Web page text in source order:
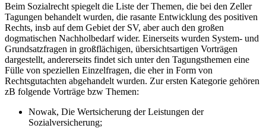
Beim Sozialrecht spiegelt die Liste der Themen, die bei den Zeller
Tagungen behandelt wurden, die rasante Entwicklung des positiven
Rechts, insb auf dem Gebiet der SV, aber auch den großen
dogmatischen Nachholbedarf wider. Einerseits wurden System- und
Grundsatzfragen in großflächigen, übersichtsartigen Vorträgen
dargestellt, andererseits findet sich unter den Tagungsthemen eine
Fülle von speziellen Einzelfragen, die eher in Form von
Rechtsgutachten abgehandelt wurden. Zur ersten Kategorie gehören
zB folgende Vorträge bzw Themen:
Nowak, Die Wertsicherung der Leistungen der
Sozialversicherung;